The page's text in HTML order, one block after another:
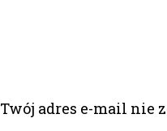
Twój adres e-mail nie